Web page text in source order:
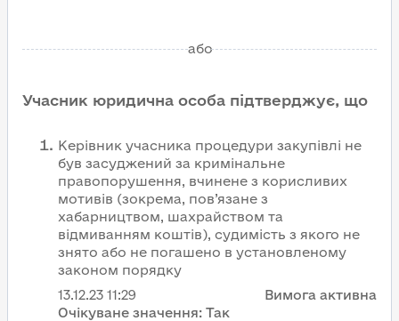
або
Учасник юридична особа підтверджує, що
Керівник учасника процедури закупівлі не
був засуджений за кримінальне
правопорушення, вчинене з корисливих
мотивів (зокрема, пов’язане з
хабарництвом, шахрайством та
відмиванням коштів), судимість з якого не
знято або не погашено в установленому
законом порядку
13.12.23 11:29
Вимога активна
Очікуване значення: Так